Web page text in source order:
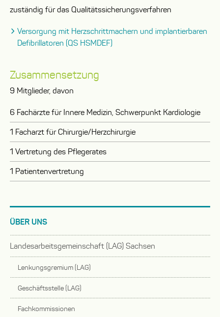
zuständig für das Qualitätssicherungsverfahren
Versorgung mit Herzschrittmachern und implantierbaren
Defibrillatoren (QS HSMDEF)
Zusammensetzung
9 Mitglieder, davon
6 Fachärzte für Innere Medizin, Schwerpunkt Kardiologie
1 Facharzt für Chirurgie/Herzchirurgie
1 Vertretung des Pflegerates
1 Patientenvertretung
ÜBER UNS
Landesarbeitsgemeinschaft (LAG) Sachsen
oder
zuklappen
Lenkungsgremium (LAG)
Geschäftsstelle (LAG)
Fachkommissionen